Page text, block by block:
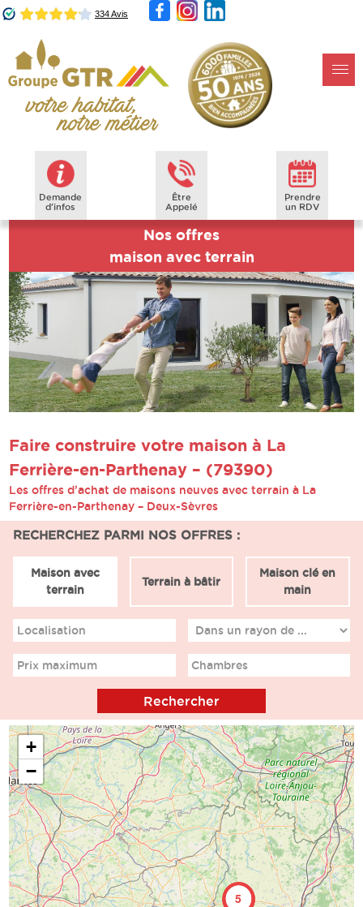
Demande
d'infos
Être
Appelé
Prendre
un RDV
Nos offres
maison avec terrain
Faire construire votre maison à La
Ferrière-en-Parthenay – (79390)
Les offres d’achat de maisons neuves avec terrain à La
Ferrière-en-Parthenay – Deux-Sèvres
RECHERCHEZ PARMI NOS OFFRES :
Maison avec
terrain
Terrain à bâtir
Maison clé en
main
Localisation
Prix maximum Chambres
5
+
−